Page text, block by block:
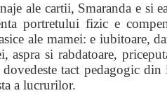
ale cartii, Smaranda e si
portretului fizic e
ale mamei: e iubitoare,
aspra si rabdatoare,
tact pedagogic
a lucrurilor.